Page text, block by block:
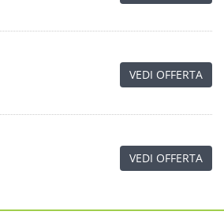
VEDI OFFERTA
VEDI OFFERTA